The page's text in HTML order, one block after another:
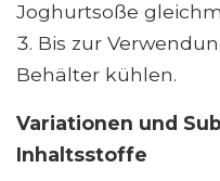
Joghurtsoße
Bis zur
Behälter kühlen.
Variationen und
Inhaltsstoffe